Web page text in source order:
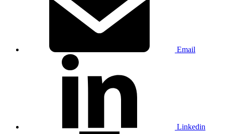
Email
Linkedin